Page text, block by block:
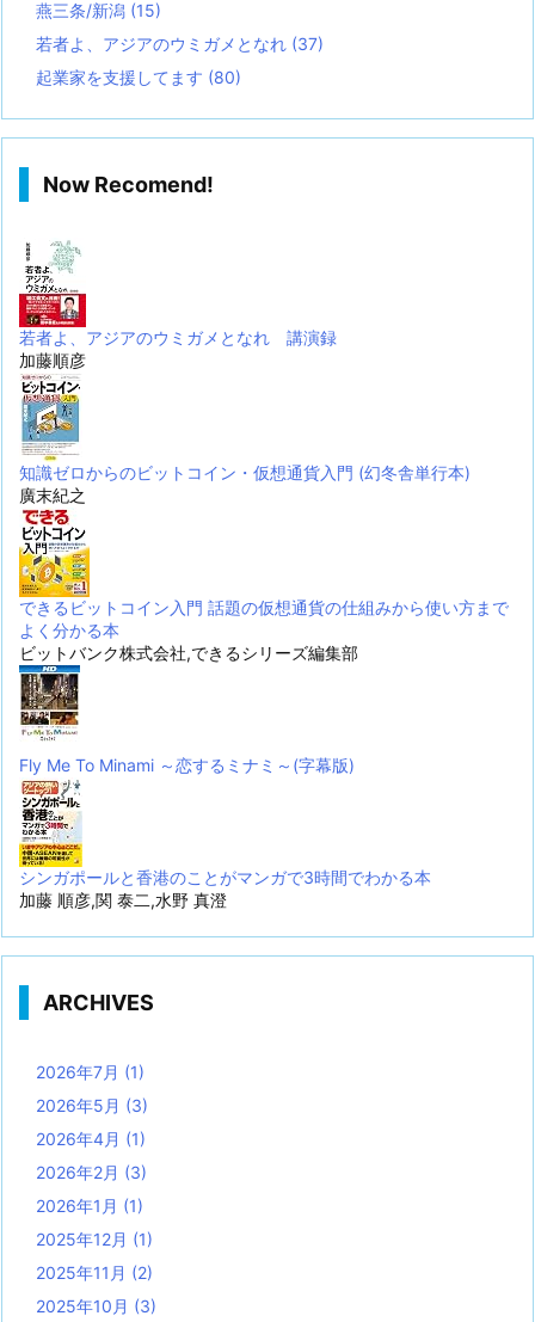
燕三条/新潟 (15)
若者よ、アジアのウミガメとなれ (37)
起業家を支援してます (80)
Now Recomend!
若者よ、アジアのウミガメとなれ 講演録
加藤順彦
知識ゼロからのビットコイン・仮想通貨入門 (幻冬舎単行本)
廣末紀之
できるビットコイン入門 話題の仮想通貨の仕組みから使い方まで
よく分かる本
ビットバンク株式会社,できるシリーズ編集部
Fly Me To Minami ～恋するミナミ～(字幕版)
シンガポールと香港のことがマンガで3時間でわかる本
加藤 順彦,関 泰二,水野 真澄
ARCHIVES
2026年7月 (1)
2026年5月 (3)
2026年4月 (1)
2026年2月 (3)
2026年1月 (1)
2025年12月 (1)
2025年11月 (2)
2025年10月 (3)